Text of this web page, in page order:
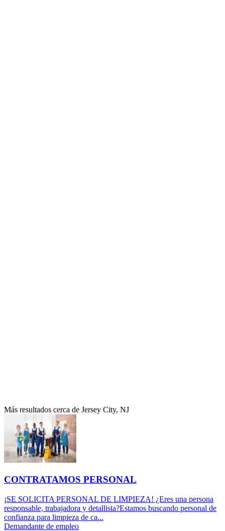
Más resultados cerca de Jersey City, NJ
CONTRATAMOS PERSONAL
¡SE SOLICITA PERSONAL DE LIMPIEZA! ¿Eres una persona
responsable, trabajadora y detallista?Estamos buscando personal de
confianza para limpieza de ca...
Demandante de empleo